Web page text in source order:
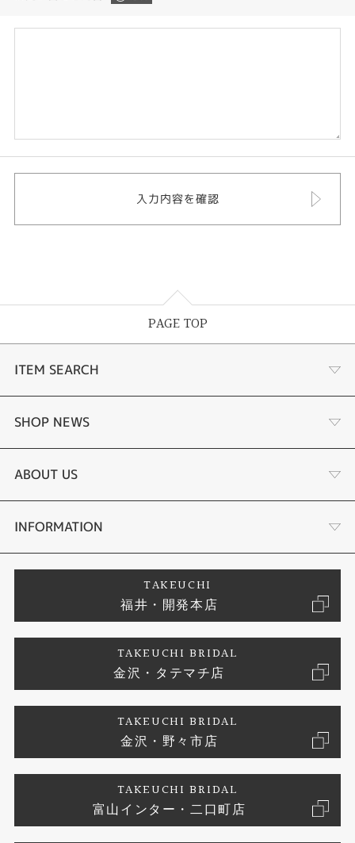
PAGE TOP
ITEM SEARCH
婚約指輪
結婚指輪
セットリング
婚約ネックレス
エタニティリング
SHOP NEWS
ふくい時計宝石修理研究所
タケウチのこだわり
プロポーズサポート
ブランドリスト
ジュエリーリフォーム
ABOUT US
会社概要
お客様の声
INFORMATION
プライバシーポリシー
TAKEUCHI
福井・開発本店
TAKEUCHI BRIDAL
金沢・タテマチ店
TAKEUCHI BRIDAL
金沢・野々市店
TAKEUCHI BRIDAL
富山インター・二口町店